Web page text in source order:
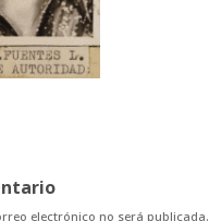
electrónico no será publicada.